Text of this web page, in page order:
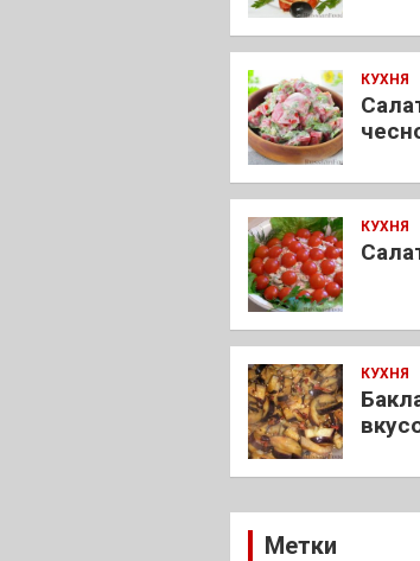
КУХНЯ
КУХНЯ
КУХНЯ
Метки